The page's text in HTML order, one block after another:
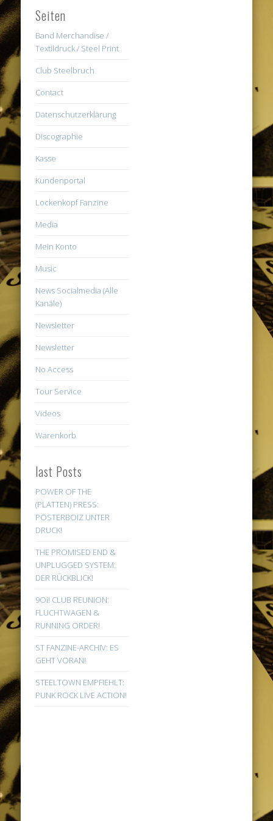
Seiten
Band Merchandise /
Textildruck / Steel Print
Club Steelbruch
Contact
Datenschutzerklärung
Discographie
Kasse
Kundenportal
Lockenkopf Fanzine
Media
Mein Konto
Music
News Socialmedia (Alle
Kanäle)
Newsletter
Newsletter
No Access
Tour Service
Videos
Warenkorb
last Posts
POWER OF THE
(PLATTEN) PRESS:
POSTERBOIZ UNTER
DRUCK!
THE PROMISED END &
UNPLUGGED SYSTEM:
DER RÜCKBLICK!
9Oi! CLUB REUNION:
FLUCHTWAGEN &
RUNNING ORDER!
ST FANZINE-ARCHIV: ES
GEHT VORAN!
STEELTOWN EMPFIEHLT:
PUNK ROCK LIVE ACTION!